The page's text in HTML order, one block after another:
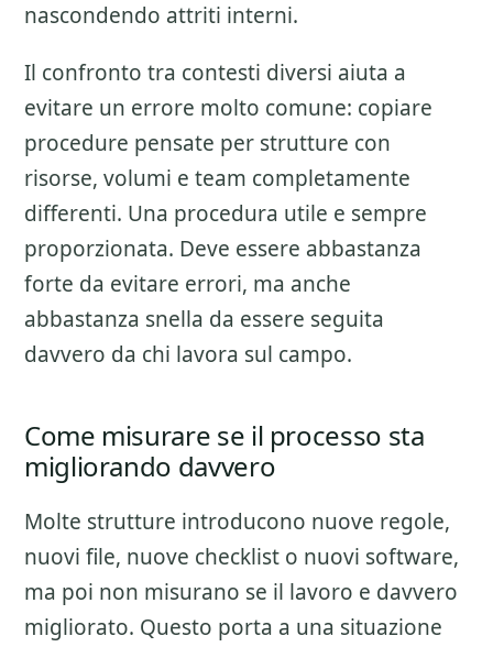
nascondendo attriti interni.
Il confronto tra contesti diversi aiuta a
evitare un errore molto comune: copiare
procedure pensate per strutture con
risorse, volumi e team completamente
differenti. Una procedura utile e sempre
proporzionata. Deve essere abbastanza
forte da evitare errori, ma anche
abbastanza snella da essere seguita
davvero da chi lavora sul campo.
Come misurare se il processo sta
migliorando davvero
Molte strutture introducono nuove regole,
nuovi file, nuove checklist o nuovi software,
ma poi non misurano se il lavoro e davvero
migliorato. Questo porta a una situazione